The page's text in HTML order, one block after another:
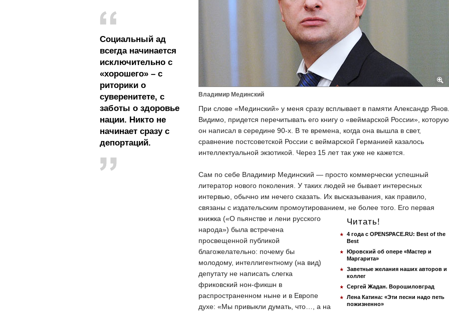
Социальный ад
всегда начинается
исключительно с
«хорошего» – с
риторики о
суверенитете, с
заботы о здоровье
нации. Никто не
начинает сразу с
депортаций.
Владимир Мединский
При слове «Мединский» у меня сразу всплывает в памяти Александр Янов.
Видимо, придется перечитывать его книгу о «веймарской России», которую
он написал в середине 90-х. В те времена, когда она вышла в свет,
сравнение постсоветской России с веймарской Германией казалось
интеллектуальной экзотикой. Через 15 лет так уже не кажется.
Сам по себе Владимир Мединский — просто коммерчески успешный
литератор нового поколения. У таких людей не бывает интересных
интервью, обычно им нечего сказать. Их высказывания, как правило,
связаны с издательским промоутированием, не более того.
Читать!
4 года с OPENSPACE.RU: Best of the
Best
Юровский об опере «Мастер и
Маргарита»
Заветные желания наших авторов и
коллег
Сергей Жадан. Ворошиловград
Лена Катина: «Эти песни надо петь
пожизненно»
Его первая
книжка («О пьянстве и лени русского
народа») была встречена
просвещенной публикой
благожелательно: почему бы
молодому, интеллигентному (на вид)
депутату не написать слегка
фриковский нон-фикшн в
распространенном ныне и в Европе
духе: «Мы привыкли думать, что…, а на